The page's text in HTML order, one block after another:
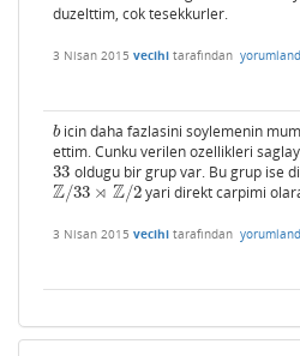
duzelttim, cok tesekkurler.
3 Nisan 2015 vecihi tarafından
b
bicin daha fazlasini soylemenin
ettim. Cunku verilen ozellikleri
33
33 oldugu bir grup var. Bu grup ise
Z/33 ⋊ Z/2
Z/33⋊Z 2 yari direkt carpimi
3 Nisan 2015 vecihi tarafından